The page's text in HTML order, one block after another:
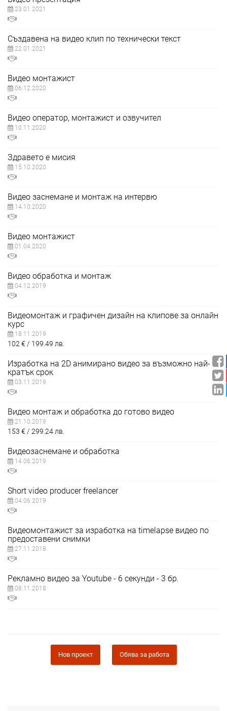
23.01.2021
Създавена на видео клип по технически текст
22.01.2021
Видео монтажист
06.12.2020
Видео оператор, монтажист и озвучител
10.11.2020
Здравето е мисия
15.10.2020
Видео заснемане и монтаж на интервю
14.10.2020
Видео монтажист
01.04.2020
Видео обработка и монтаж
04.12.2019
Видеомонтаж и графичен дизайн на клипове за онлайн
курс
18.11.2019
102 € 199.49 лв.
Изработка на 2D анимирано видео за възможно най-
кратък срок
03.11.2019
Видео монтаж и обработка до готово видео
21.10.2019
153 € 299.24 лв.
Видеозаснемане и обработка
14.06.2019
Short video producer freelancer
04.06.2019
Видеомонтажист за изработка на timelapse видео по
предоставени снимки
27.11.2018
Рекламно видео за Youtube - 6 секунди - 3 бр.
08.11.2018
Нов проект Обява за работа